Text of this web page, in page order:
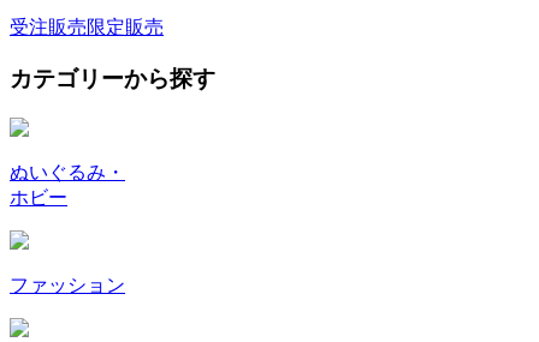
受注販売限定販売
カテゴリーから探す
ぬいぐるみ・
ホビー
ファッション